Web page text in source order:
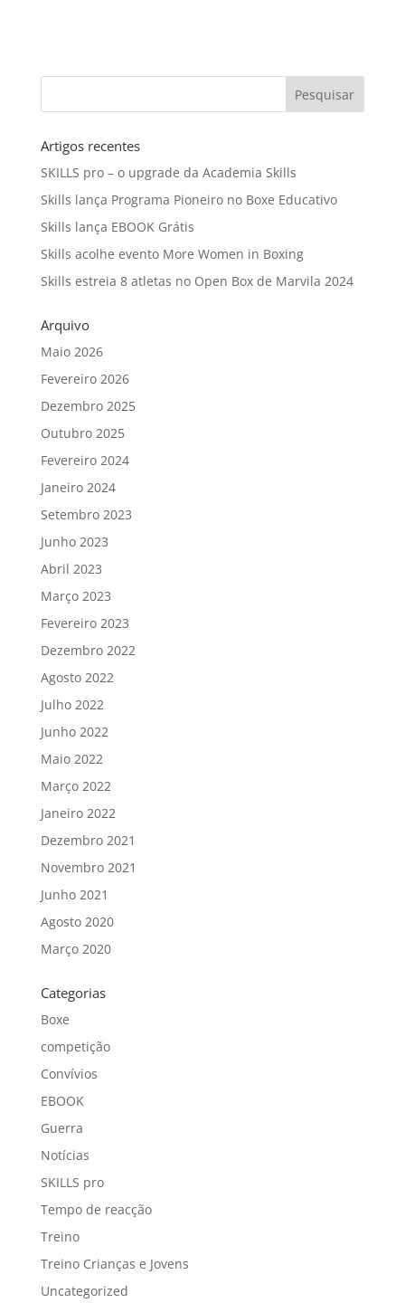
Artigos recentes
SKILLS pro – o upgrade da Academia Skills
Skills lança Programa Pioneiro no Boxe Educativo
Skills lança EBOOK Grátis
Skills acolhe evento More Women in Boxing
Skills estreia 8 atletas no Open Box de Marvila 2024
Arquivo
Maio 2026
Fevereiro 2026
Dezembro 2025
Outubro 2025
Fevereiro 2024
Janeiro 2024
Setembro 2023
Junho 2023
Abril 2023
Março 2023
Fevereiro 2023
Dezembro 2022
Agosto 2022
Julho 2022
Junho 2022
Maio 2022
Março 2022
Janeiro 2022
Dezembro 2021
Novembro 2021
Junho 2021
Agosto 2020
Março 2020
Categorias
Boxe
competição
Convívios
EBOOK
Guerra
Notícias
SKILLS pro
Tempo de reacção
Treino
Treino Crianças e Jovens
Uncategorized